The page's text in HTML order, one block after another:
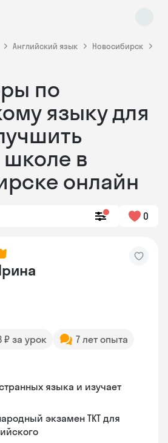
Английский язык
Новосибирск
по
языку для
в
онлайн
0
₽ за урок
7 лет опыта
языка и изучает
экзамен TKT для